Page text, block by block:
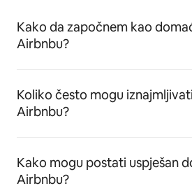
Kako da započnem kao
Airbnbu?
Koliko često mogu
Airbnbu?
Kako mogu postati uspješan
Airbnbu?